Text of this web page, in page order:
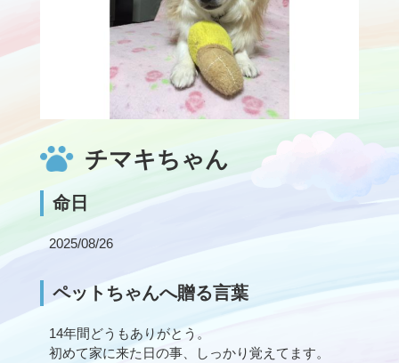
チマキちゃん
命日
2025/08/26
ペットちゃんへ贈る言葉
14年間どうもありがとう。
初めて家に来た日の事、しっかり覚えてます。